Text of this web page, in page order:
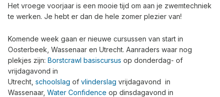
Het vroege voorjaar is een mooie tijd om aan je zwemtechniek
te werken. Je hebt er dan de hele zomer plezier van!
Komende week gaan er nieuwe cursussen van start in
Oosterbeek, Wassenaar en Utrecht. Aanraders waar nog
plekjes zijn: Borstcrawl basiscursus op donderdag- of
vrijdagavond in
Utrecht, schoolslag of vlinderslag vrijdagavond in
Wassenaar, Water Confidence op dinsdagavond in